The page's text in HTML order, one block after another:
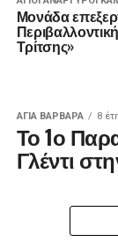
Μονάδα
Τρίτσης»
ΑΓΙΑ ΒΑΡΒΑΡΑ 8
Το 1ο
Γλέντι